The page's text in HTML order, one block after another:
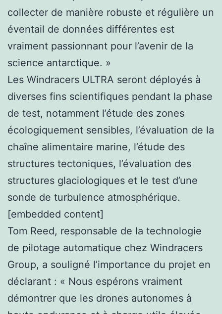
collecter de manière robuste et régulière un
éventail de données différentes est
vraiment passionnant pour l’avenir de la
science antarctique. »
Les Windracers ULTRA seront déployés à
diverses fins scientifiques pendant la phase
de test, notamment l’étude des zones
écologiquement sensibles, l’évaluation de la
chaîne alimentaire marine, l’étude des
structures tectoniques, l’évaluation des
structures glaciologiques et le test d’une
sonde de turbulence atmosphérique.
[embedded content]
Tom Reed, responsable de la technologie
de pilotage automatique chez Windracers
Group, a souligné l’importance du projet en
déclarant : « Nous espérons vraiment
démontrer que les drones autonomes à